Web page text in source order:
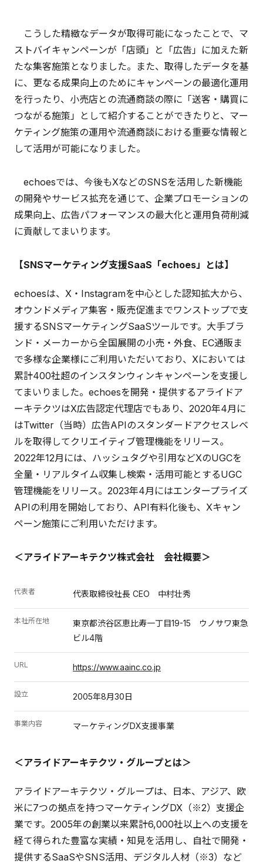
こうした精緻なデータが取得可能になったことで、マ
ストバイキャンペーンが「店頭」と「広告」に加えた新
たな集客施策となりました。また、取得したデータを基
に、更なる成果向上のためにキャンペーンの最適化運用
を行ったり、小売店との流通商談の際に「送客・購買に
つながる施策」として紹介することができたりと、マー
ケティング施策の運用や流通商談における重要な情報と
して活用が可能になりました。
echoesでは、今後もXなどのSNSを活用した新機能
の開発やサービス拡充を通じて、企業プロモーションの
成果向上、広告パフォーマンスの最大化と運用負荷削減
に貢献してまいります。
【SNSマーケティング支援SaaS「echoes」とは】
echoesは、X・Instagramを中心とした認知拡大から、
オウンドメディア集客・販売促進までワンストップで支
援するSNSマーケティングSaaSツールです。大手ブラ
ンド・メーカーから全国展開の小売・外食、EC通販ま
で多様な企業様にご利用いただいており、Xにおいては
累計400社超のインスタンウィンキャンペーンを支援し
てまいりました。echoesを開発・提供するアライドア
ーキテクツはX広告認定代理店でもあり、2020年4月に
はTwitter（当時）広告APIのスタンダードアクセスレベ
ルを取得してクリエイティブ管理機能をリリース。
2022年12月には、ハッシュタグや引用などXのUGCを
全量・リアルタイム収集し検索・活用可能とするUGC
管理機能をリリース。2023年4月にはエンタープライズ
APIの利用を開始しており、API有料化後も、Xキャン
ペーン施策にご利用いただけます。
＜アライドアーキテクツ株式会社 会社概要＞
代表者 代表取締役社長 CEO 中村壮秀
本社所在地
東京都渋谷区恵比寿一丁目19-15 ウノサワ東急
ビル4階
URL https://www.aainc.co.jp
設立 2005年8月30日
事業内容 マーケティングDX支援事業
＜アライドアーキテクツ・グループとは＞
アライドアーキテクツ・グループは、日本、アジア、欧
米に7つの拠点を持つマーケティングDX（※2）支援企
業です。2005年の創業以来累計6,000社以上への支援を
経て得られた豊富な実績・知見を活用し、自社で開発・
提供するSaaSやSNS活用、デジタル人材（※3）など